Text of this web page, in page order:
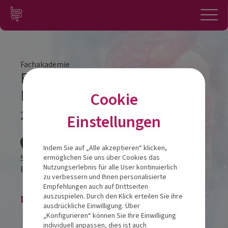
Zum Inhalt springen
Konto
Fachakademie
Fachakademie Modul 1
Nürnberg
25.01.2023
Sheraton Carlton Nürnberg
Eilgutstrasse 1590443Nürnberg
Die Veranstaltung ist beendet.
Cookie
Einstellungen
Indem Sie auf „Alle akzeptieren“ klicken,
ermöglichen Sie uns über Cookies das
Nutzungserlebnis für alle User kontinuierlich
zu verbessern und Ihnen personalisierte
Empfehlungen auch auf Drittseiten
auszuspielen. Durch den Klick erteilen Sie ihre
ausdrückliche Einwilligung. Über
„Konfigurieren“ können Sie Ihre Einwilligung
individuell anpassen, dies ist auch